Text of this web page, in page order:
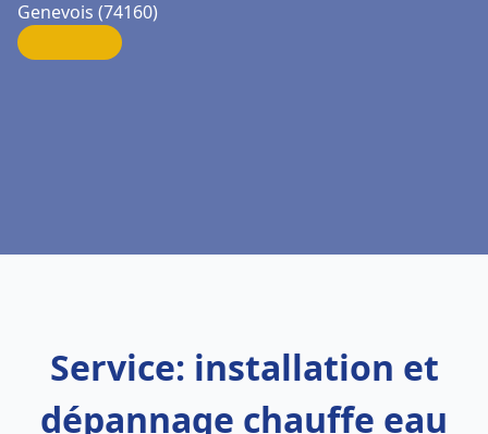
Genevois (74160)
Service: installation et
dépannage chauffe eau